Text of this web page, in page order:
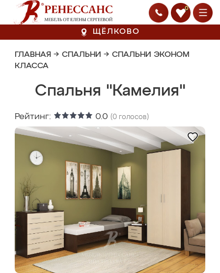
0
ЩЁЛКОВО
ГЛАВНАЯ → СПАЛЬНИ → СПАЛЬНИ ЭКОНОМ
КЛАССА
Спальня "Камелия"
Рейтинг: 0.0 (0 голосов)